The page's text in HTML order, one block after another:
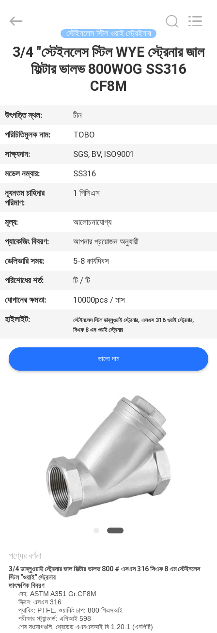
বাড়ি
আমাদের
সম্পর্কে
কারখানা
ভ্রমণ
নিয়ন্ত্রণ
যোগাযোগ
করুন
জন্য
আবেদন
PRIVACY
POLICY
GROUP
CHINA.
Reserved.
স্টেইনলেস স্টিল ওয়াই স্ট্রেইনার
3/4 "স্টেইনলেস স্টিল WYE স্ট্রেনার জাল
ফিল্টার ভালভ 800WOG SS316
CF8M
উৎপত্তি স্থল:
চীন
পরিচিতিমুলক নাম:
TOBO
সাক্ষ্যদান:
SGS, BV, ISO9001
মডেল নম্বার:
SS316
ন্যূনতম চাহিদার
পরিমাণ:
1 পিসিএস
মূল্য:
আলোচনাযোগ্য
প্যাকেজিং বিবরণ:
আপনার প্রয়োজন অনুযায়ী
ডেলিভারি সময়:
5-8 কার্যদিবস
পরিশোধের শর্ত:
টি / টি
যোগানের ক্ষমতা:
10000pcs / মাস
হাইলাইট:
স্টেইনলেস স্টিল ডাব্লুওয়াই স্ট্রেনার,এসএস 316 ওয়াই স্ট্রেনার,
সিএফ 8 এম ওয়াই স্ট্রেনার
ভালো দাম
পণ্যের বর্ণনা
3/4 ডাব্লুওয়াই স্ট্রেনার জাল ফিল্টার ভালভ 800 # এসএস 316 সিএফ 8 এম স্টেইনলেস
স্টিল "ওয়াই" স্ট্রেনার
তাৎক্ষণিক বিবরণ
দেহ: ASTM A351 Gr.CF8M
স্ক্রিন: এসএস 316
প্যাকিং: PTFE. ওয়ার্কিং চাপ: 800 পিএসআই
পরীক্ষার স্ট্যান্ডার্ড: এপিআই 598
শেষ সংযোগগুলি: থ্রেডেড এএনএসআই বি 1.20.1 (এনপিটি)